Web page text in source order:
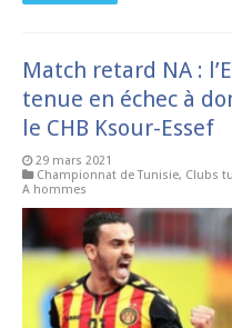
Match retard NA :
tenue en échec à
le CHB Ksour-Essef
29 mars 2021
Championnat de Tunisie, Clubs
A hommes